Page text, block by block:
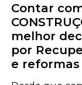
Contar
melhor
por
e reformas